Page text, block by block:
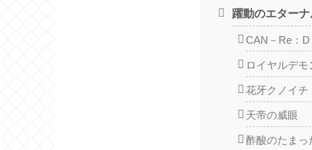
躍動のエター
CAN－Re：D
ロイヤルデ
花牙クノイチ
天帝の威眼
酢酸のたまっ